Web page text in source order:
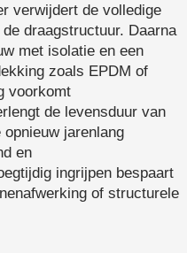
verwijdert de volledige
draagstructuur. Daarna
met isolatie en een
zoals EPDM of
voorkomt
de levensduur van
jarenlang
en
ingrijpen bespaart
of structurele